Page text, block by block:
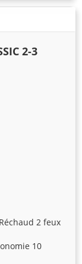
2-3
2 feux
10